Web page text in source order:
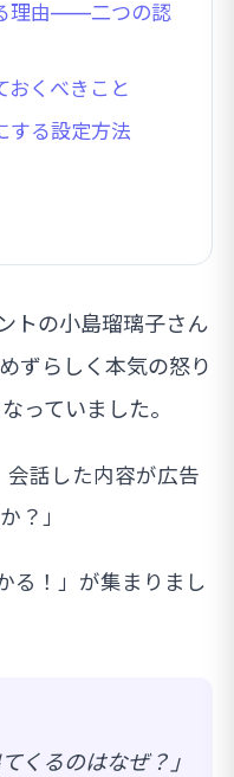
理由——二つの認
おくべきこと
する設定方法
トの小島瑠璃子さん
ずらしく本気の怒り
っていました。
会話した内容が広告
？」
る！」が集まりまし
くるのはなぜ？｣